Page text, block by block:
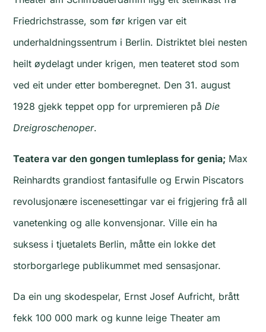
Friedrichstrasse, som før krigen var eit
underhaldningssentrum i Berlin. Distriktet blei nesten
heilt øydelagt under krigen, men teateret stod som
ved eit under etter bomberegnet. Den 31. august
1928 gjekk teppet opp for urpremieren på Die
Dreigroschenoper.
Teatera var den gongen tumleplass for genia; Max
Reinhardts grandiost fantasifulle og Erwin Piscators
revolusjonære iscenesettingar var ei frigjering frå all
vanetenking og alle konvensjonar. Ville ein ha
suksess i tjuetalets Berlin, måtte ein lokke det
storborgarlege publikummet med sensasjonar.
Da ein ung skodespelar, Ernst Josef Aufricht, brått
fekk 100 000 mark og kunne leige Theater am